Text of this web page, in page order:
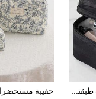
حقيبة مستحضرات تجميل ذات طبقتين، سعة كبيرة، حقيبة سفر محمولة، منظم مكياج مع فصل جاف ورطب، مناسبة لمستحضرات التجميل، فرش المكياج، فوط صحية، أحمر الشفاه، أقلام التجميل، المرايا، المنتجات الرقمية، هدية عيد الميلاد/عيد الحب للأم، الصديقة، المعلمة